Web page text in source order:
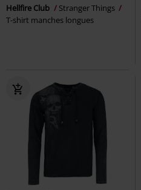
Hellfire Club
Stranger Things
T-shirt manches longues